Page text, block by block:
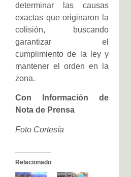
determinar las causas
exactas que originaron la
colisión, buscando
garantizar el
cumplimiento de la ley y
mantener el orden en la
zona.
Con Información de
Nota de Prensa
Foto Cortesía
Relacionado